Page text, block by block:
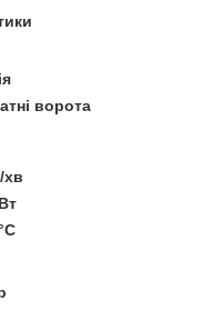
ворота
хв